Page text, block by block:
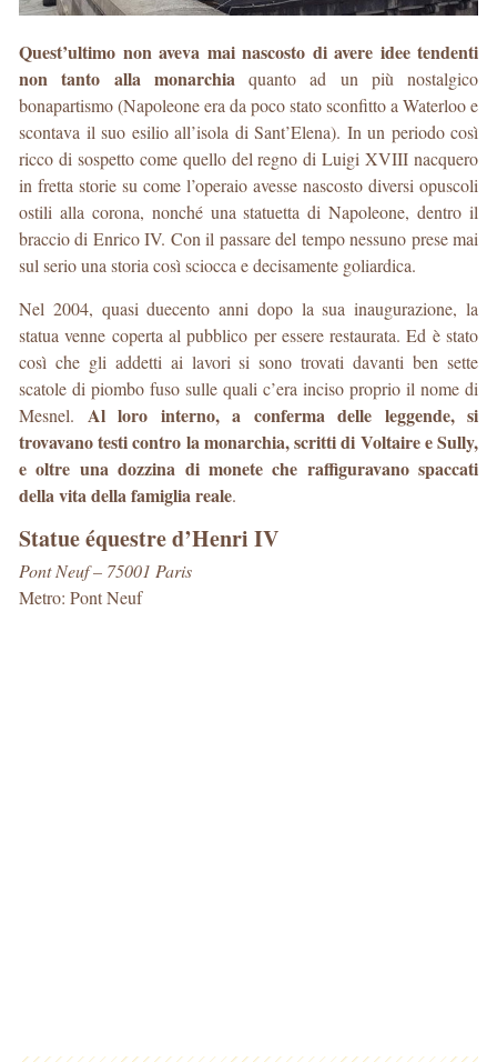
Quest’ultimo non aveva mai nascosto di avere idee tendenti
non tanto alla monarchia quanto ad un più nostalgico
bonapartismo (Napoleone era da poco stato sconfitto a Waterloo e
scontava il suo esilio all’isola di Sant’Elena). In un periodo così
ricco di sospetto come quello del regno di Luigi XVIII nacquero
in fretta storie su come l’operaio avesse nascosto diversi opuscoli
ostili alla corona, nonché una statuetta di Napoleone, dentro il
braccio di Enrico IV. Con il passare del tempo nessuno prese mai
sul serio una storia così sciocca e decisamente goliardica.
Nel 2004, quasi duecento anni dopo la sua inaugurazione, la
statua venne coperta al pubblico per essere restaurata. Ed è stato
così che gli addetti ai lavori si sono trovati davanti ben sette
scatole di piombo fuso sulle quali c’era inciso proprio il nome di
Mesnel. Al loro interno, a conferma delle leggende, si
trovavano testi contro la monarchia, scritti di Voltaire e Sully,
e oltre una dozzina di monete che raffiguravano spaccati
della vita della famiglia reale.
Statue équestre d’Henri IV
Pont Neuf – 75001 Paris
Metro: Pont Neuf